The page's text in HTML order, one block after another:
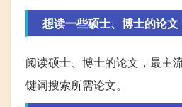
想读一些硕士、博士的论
阅读硕士、博士的论文，最主
键词搜索所需论文。